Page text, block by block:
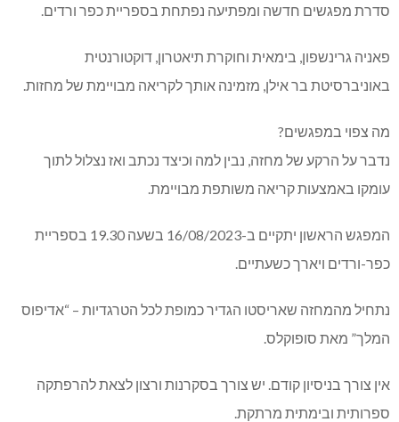
סדרת מפגשים חדשה ומפתיעה נפתחת בספריית כפר ורדים.
פאניה גרינשפון, בימאית וחוקרת תיאטרון, דוקטורנטית
באוניברסיטת בר אילן, מזמינה אותך לקריאה מבויימת של מחזות.
מה צפוי במפגשים?
נדבר על הרקע של מחזה, נבין למה וכיצד נכתב ואז נצלול לתוך
עומקו באמצעות קריאה משותפת מבויימת.
המפגש הראשון יתקיים ב-16/08/2023 בשעה 19.30 בספריית
כפר-ורדים ויארך כשעתיים.
נתחיל מהמחזה שאריסטו הגדיר כמופת לכל הטרגדיות – “אדיפוס
המלך” מאת סופוקלס.
אין צורך בניסיון קודם. יש צורך בסקרנות ורצון לצאת להרפתקה
ספרותית ובימתית מרתקת.